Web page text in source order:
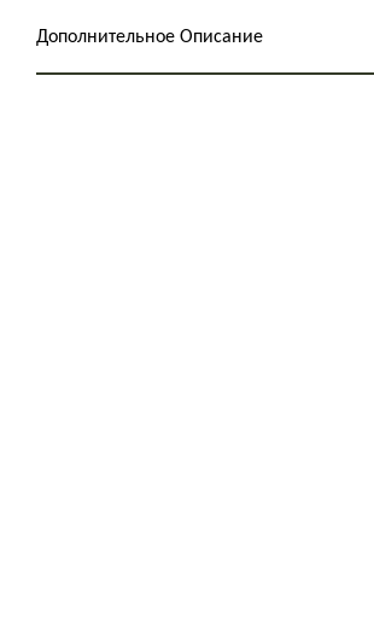
Дополнительное Описание